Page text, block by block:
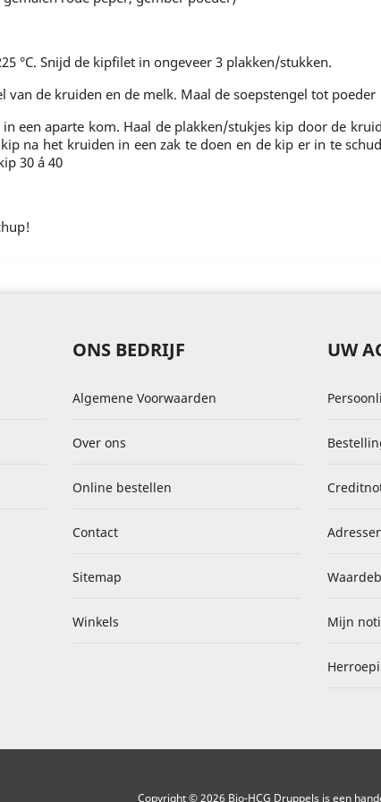
°C. Snijd de kipfilet in ongeveer 3 plakken/stukken.
van de kruiden en de melk. Maal de soepstengel tot poeder
een aparte kom. Haal de plakken/stukjes kip door de
na het kruiden in een zak te doen en de kip er in te
30 á 40
ONS BEDRIJF
Algemene Voorwaarden
Over ons
Online bestellen
Contact
Sitemap
Winkels
UW
Mijn
Copyright © 2026 Bio-HCG Druppels is een